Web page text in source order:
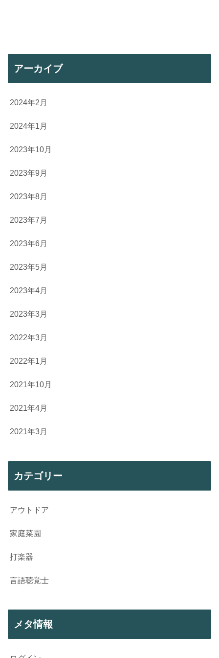
アーカイブ
2024年2月
2024年1月
2023年10月
2023年9月
2023年8月
2023年7月
2023年6月
2023年5月
2023年4月
2023年3月
2022年3月
2022年1月
2021年10月
2021年4月
2021年3月
カテゴリー
アウトドア
家庭菜園
打楽器
言語聴覚士
メタ情報